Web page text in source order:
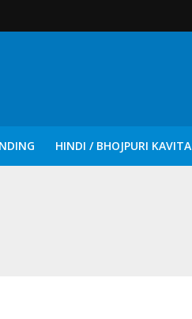
HINDI / BHOJPURI KAVITA